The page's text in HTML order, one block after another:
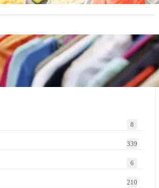
marcas globales se suman a la
la ropa de segunda mano premium
8
339
6
210